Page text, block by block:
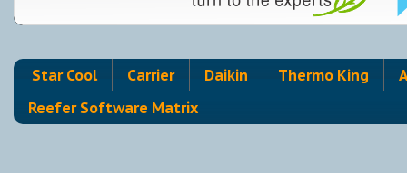
Star Cool Carrier Daikin Thermo King
Reefer Software Matrix